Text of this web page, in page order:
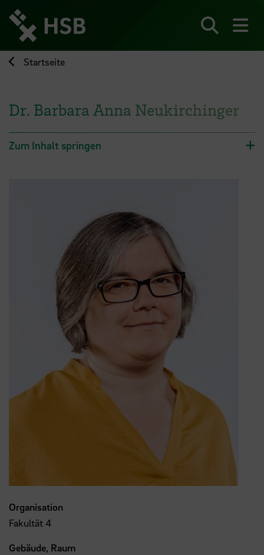
zum
Seiteninhalt
springen
Startseite
Dr. Barbara Anna Neukirchinger
Zum Inhalt springen
Organisation
Fakultät 4
Gebäude, Raum